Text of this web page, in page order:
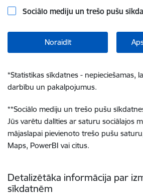
Sociālo mediju un trešo pušu
Noraidīt
*Statistikas sīkdatnes - nepieciešamas,
darbību un pakalpojumus.
**Sociālo mediju un trešo pušu
Jūs varētu dalīties ar saturu sociālajos
mājaslapai pievienoto trešo pušu
Maps, PowerBI vai citus.
Detalizētāka informācija par
sīkdatnēm